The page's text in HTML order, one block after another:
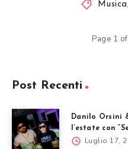
Musica
Page 1
Post Recenti
Danilo Orsini
l’estate con
Luglio 17,